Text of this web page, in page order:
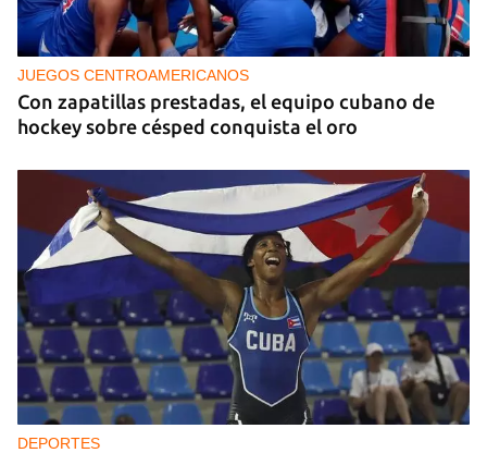
JUEGOS CENTROAMERICANOS
Con zapatillas prestadas, el equipo cubano de
hockey sobre césped conquista el oro
DEPORTES